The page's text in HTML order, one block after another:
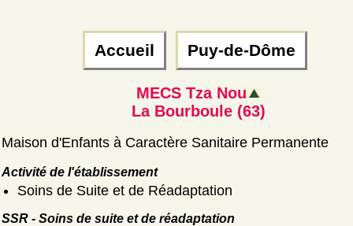
Accueil Puy-de-Dôme
MECS Tza Nou
La Bourboule (63)
Maison d'Enfants à Caractère Sanitaire Permanente
Activité de l'établissement
Soins de Suite et de Réadaptation
SSR - Soins de suite et de réadaptation